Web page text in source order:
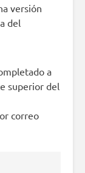
versión
del
a
superior del
correo